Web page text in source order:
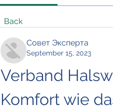
Back
Совет Эксперта
September 15, 2023
Verband
Komfort wie